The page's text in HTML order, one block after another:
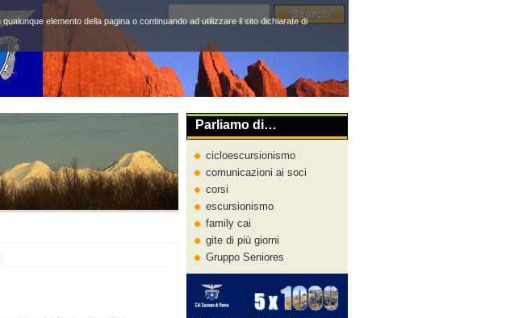
Parliamo di…
cicloescursionismo
comunicazioni ai soci
corsi
escursionismo
family cai
gite di più giorni
Gruppo Seniores
elemento della pagina o continuando ad utilizzare il sito dichiarate di